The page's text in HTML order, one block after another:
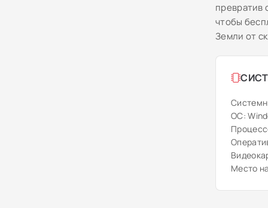
превратив
чтобы
Земли от
ОС:
Место